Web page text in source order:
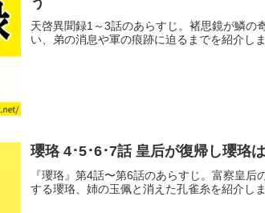
天啓異聞録1～3話のあらすじ。褚思鏡が鱗の
い、弟の消息や軍の痕跡に迫るまでを紹介しま
瓔珞 4･5･6･7話 皇后が復帰し瓔珞
『瓔珞』第4話〜第6話のあらすじ。富察皇后
する瓔珞、姉の玉佩と消えた孔雀糸を紹介しま